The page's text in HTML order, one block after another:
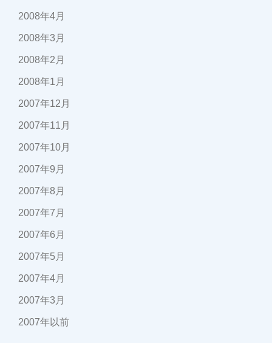
2008年4月
2008年3月
2008年2月
2008年1月
2007年12月
2007年11月
2007年10月
2007年9月
2007年8月
2007年7月
2007年6月
2007年5月
2007年4月
2007年3月
2007年以前